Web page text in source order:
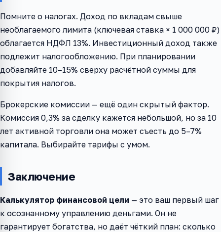
Помните о налогах. Доход по вкладам свыше
необлагаемого лимита (ключевая ставка × 1 000 000 ₽)
облагается НДФЛ 13%. Инвестиционный доход также
подлежит налогообложению. При планировании
добавляйте 10–15% сверху расчётной суммы для
покрытия налогов.
Брокерские комиссии — ещё один скрытый фактор.
Комиссия 0,3% за сделку кажется небольшой, но за 10
лет активной торговли она может съесть до 5–7%
капитала. Выбирайте тарифы с умом.
Заключение
Калькулятор финансовой цели — это ваш первый шаг
к осознанному управлению деньгами. Он не
гарантирует богатства, но даёт чёткий план: сколько